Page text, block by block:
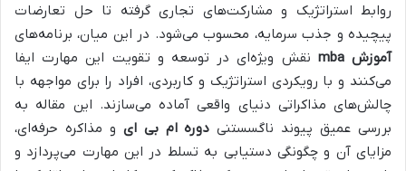
روابط استراتژیک و مشارکت‌های تجاری گرفته تا حل تعارضات
پیچیده و جذب سرمایه، محسوب می‌شود. در این میان، برنامه‌های
آموزش mba
نقش ویژه‌ای در توسعه و تقویت این مهارت ایفا
می‌کنند و با رویکردی استراتژیک و کاربردی، افراد را برای مواجهه با
چالش‌های مذاکراتی دنیای واقعی آماده می‌سازند. این مقاله به
بررسی عمیق پیوند ناگسستنی دوره ام بی ای و مذاکره حرفه‌ای،
مزایای آن و چگونگی دستیابی به تسلط در این مهارت می‌پردازد و